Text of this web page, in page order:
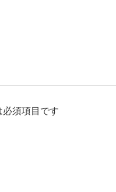
必須項目です